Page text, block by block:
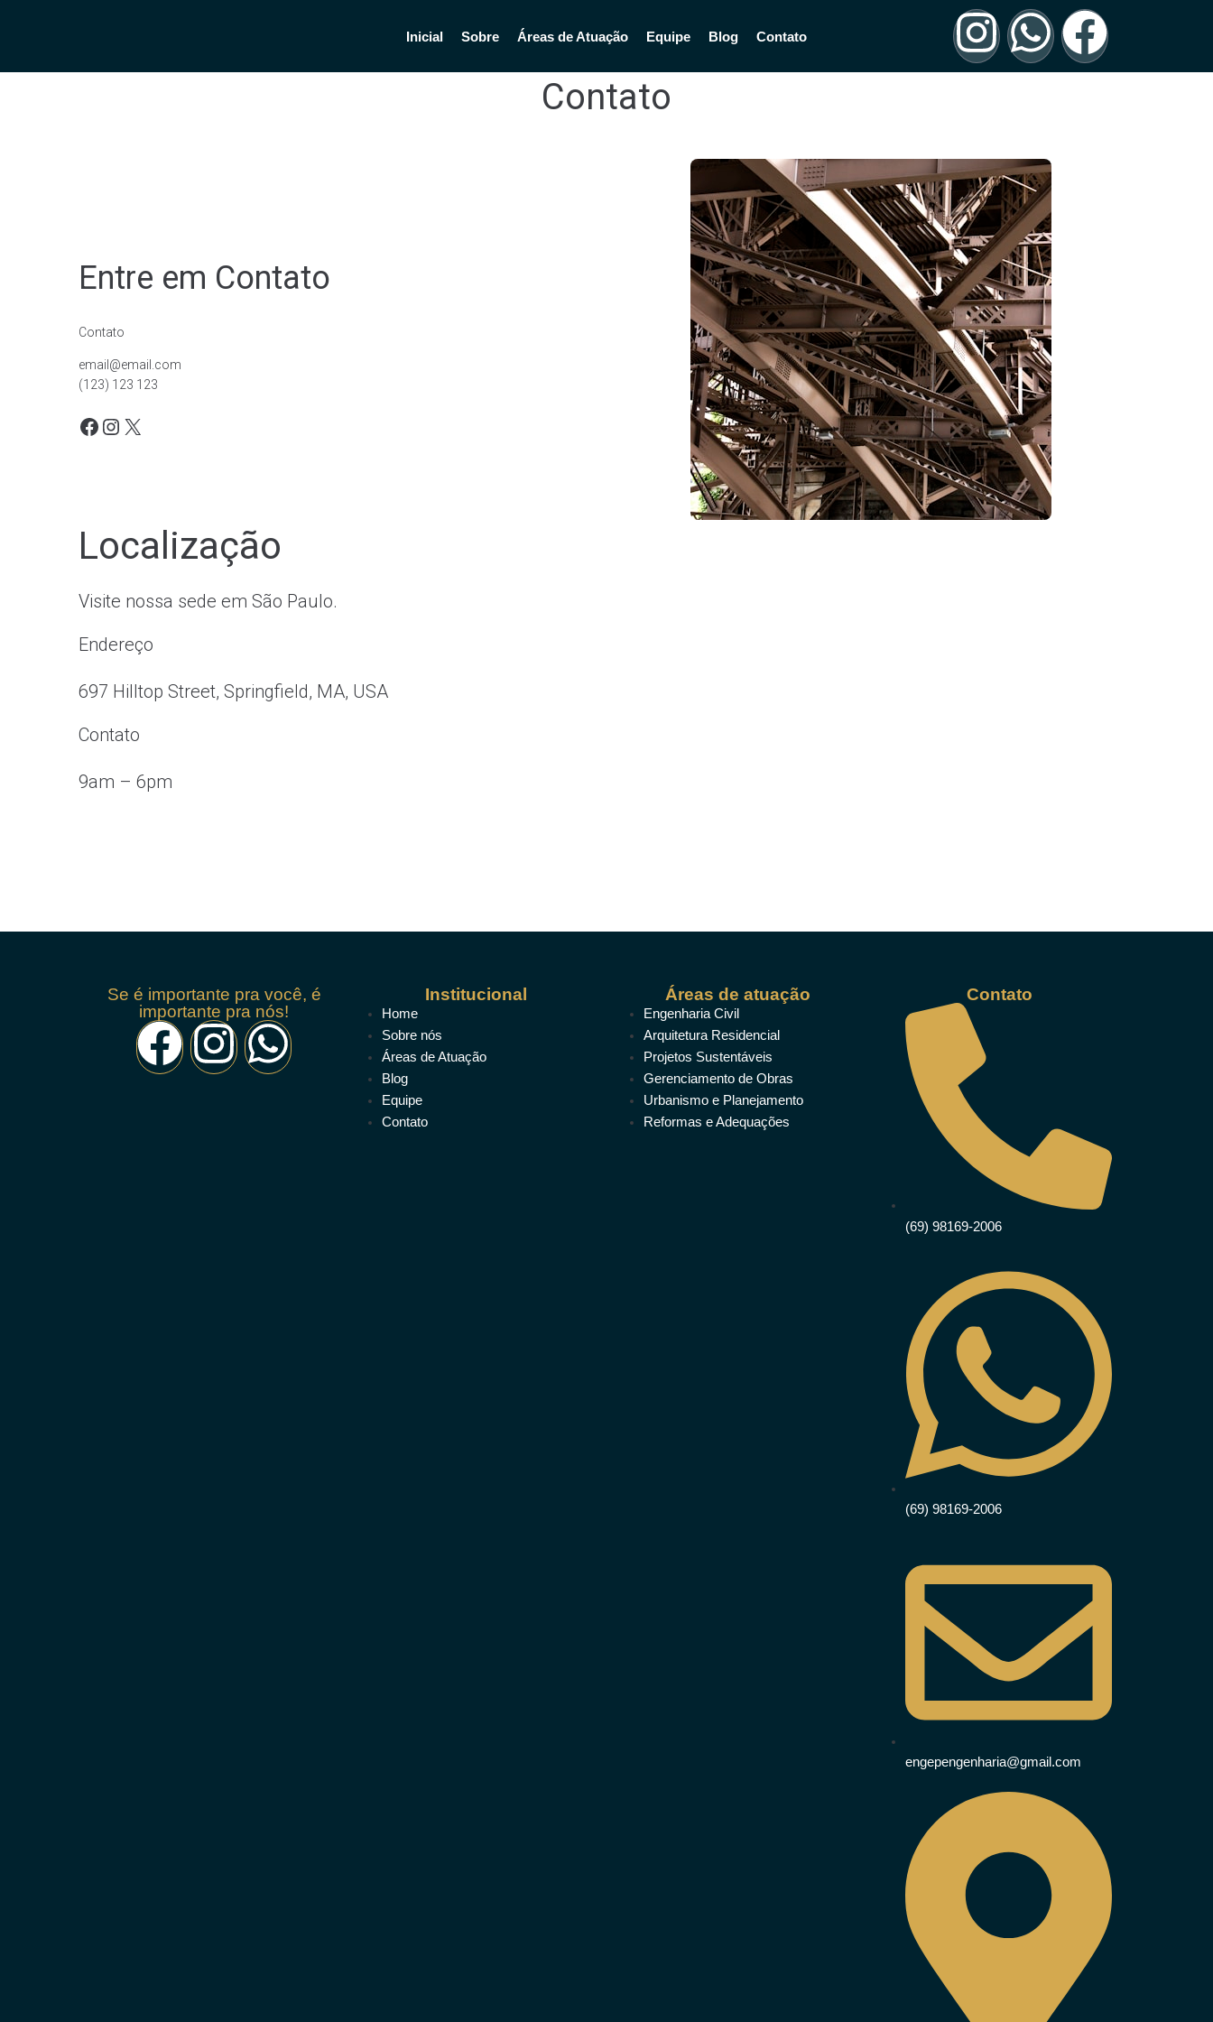
Inicial Sobre Áreas de Atuação Equipe Blog Contato
Contato
Entre em Contato
Contato
email@email.com
(123) 123 123
Localização
Visite nossa sede em São Paulo.
Endereço
697 Hilltop Street, Springfield, MA, USA
Contato
9am – 6pm
Se é importante pra você, é
importante pra nós!
Institucional
Home
Sobre nós
Áreas de Atuação
Blog
Equipe
Contato
Áreas de atuação
Engenharia Civil
Arquitetura Residencial
Projetos Sustentáveis
Gerenciamento de Obras
Urbanismo e Planejamento
Reformas e Adequações
Contato
(69) 98169-2006
(69) 98169-2006
engepengenharia@gmail.com